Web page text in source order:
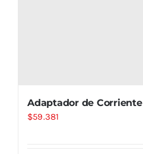
Adaptador de Corriente
$59.381